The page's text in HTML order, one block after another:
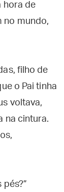
hora de
no mundo,
filho de
o Pai tinha
voltava,
na cintura.